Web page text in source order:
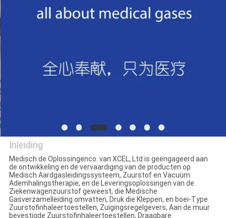
EEN
CITAAT
SITEMAP
PRIVACY
POLICY
XCEL Medical Solutions Co.,
Ltd.
Inleiding
Medisch de Oplossingenco. van XCEL, Ltd is geëngageerd aan
de ontwikkeling en de vervaardiging van de producten op
Medisch Aardgasleidingssysteem, Zuurstof en Vacuüm
Ademhalingstherapie, en de Leveringsoplossingen van de
Ziekenwagenzuurstof geweest, die Medische
Gasverzamelleiding omvatten, Druk die Kleppen, en boei-Type
Zuurstofinhaleertoestellen, Zuigingsregelgevers, Aan de muur
bevestigde Zuurstofinhaleertoestellen, Draagbare